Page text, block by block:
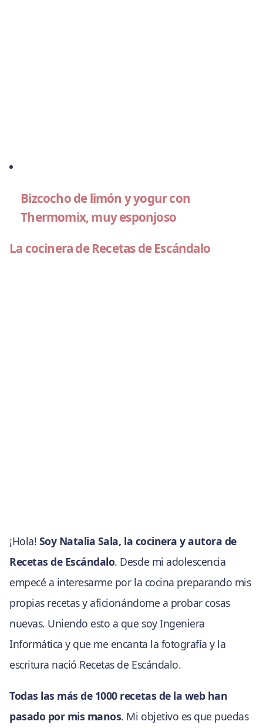
Bizcocho de limón y yogur con
Thermomix, muy esponjoso
La cocinera de Recetas de Escándalo
¡Hola! Soy Natalia Sala, la cocinera y autora de
Recetas de Escándalo. Desde mi adolescencia
empecé a interesarme por la cocina preparando mis
propias recetas y aficionándome a probar cosas
nuevas. Uniendo esto a que soy Ingeniera
Informática y que me encanta la fotografía y la
escritura nació Recetas de Escándalo.
Todas las más de 1000 recetas de la web han
pasado por mis manos. Mi objetivo es que puedas